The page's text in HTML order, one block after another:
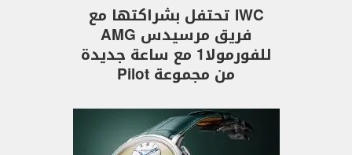
IWC تحتفل بشراكتها مع
فريق مرسيدس AMG
للفورمولا1 مع ساعة جديدة
من مجموعة Pilot